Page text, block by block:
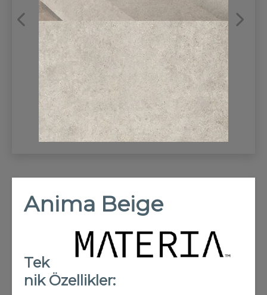
Anima Beige
Tek
nik Özellikler: